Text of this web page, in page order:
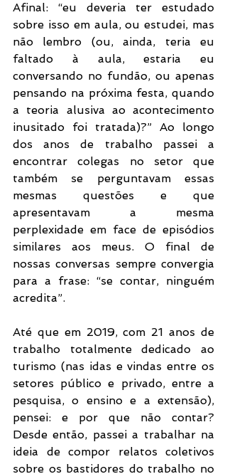
Afinal: “eu deveria ter estudado
sobre isso em aula, ou estudei, mas
não lembro (ou, ainda, teria eu
faltado à aula, estaria eu
conversando no fundão, ou apenas
pensando na próxima festa, quando
a teoria alusiva ao acontecimento
inusitado foi tratada)?” Ao longo
dos anos de trabalho passei a
encontrar colegas no setor que
também se perguntavam essas
mesmas questões e que
apresentavam a mesma
perplexidade em face de episódios
similares aos meus. O final de
nossas conversas sempre convergia
para a frase: “se contar, ninguém
acredita”.
Até que em 2019, com 21 anos de
trabalho totalmente dedicado ao
turismo (nas idas e vindas entre os
setores público e privado, entre a
pesquisa, o ensino e a extensão),
pensei: e por que não contar?
Desde então, passei a trabalhar na
ideia de compor relatos coletivos
sobre os bastidores do trabalho no